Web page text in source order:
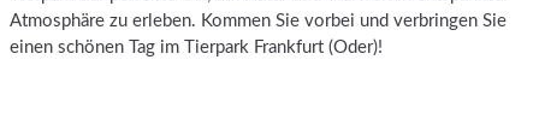
Atmosphäre zu erleben. Kommen Sie vorbei und verbringen Sie
einen schönen Tag im Tierpark Frankfurt (Oder)!